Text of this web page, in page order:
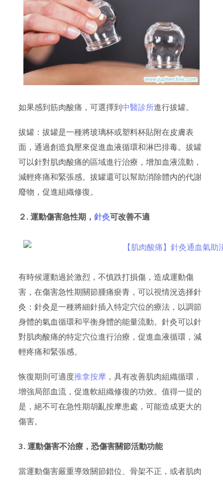
如果感到筋肉酸痛，可選擇到中醫診所進行拔罐。
拔罐：拔罐是一種將玻璃杯或塑料杯貼附在皮膚表
面，通過創造負壓來促進血液循環和淋巴排毒。拔罐
可以針對肌肉酸痛的區域進行治療，增加血液流動，
減輕疼痛和緊張感。拔罐還可以幫助消除體內的代謝
廢物，促進組織修復。
２. 運動傷害急性期，針灸可改善不適
有時候運動過於激烈，不慎跌打損傷，造成運動傷
害，在傷害急性期關節腫痛瘀青，可以視情況选择針
灸：針灸是一種將細針插入特定穴位的療法，以調節
身體的氣血循環和平衡身體的能量流動。針灸可以針
對肌肉酸痛的特定穴位進行治療，促進血液循環，減
輕疼痛和緊張感。
恢復期則可適度推拿按摩 ，具有改善肌肉組織循環，
增強局部血流，促進軟組織修復的功效。值得一提的
是，絕不可在急性期胡亂按摩患處，可能造成更大的
傷害。
3. 運動傷害不治療，恐傷害關節活動功能
當運動傷害嚴重導致關節錯位、骨架不正，或者肌肉